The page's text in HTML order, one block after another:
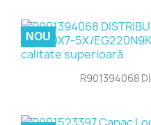
R901394068
NOU